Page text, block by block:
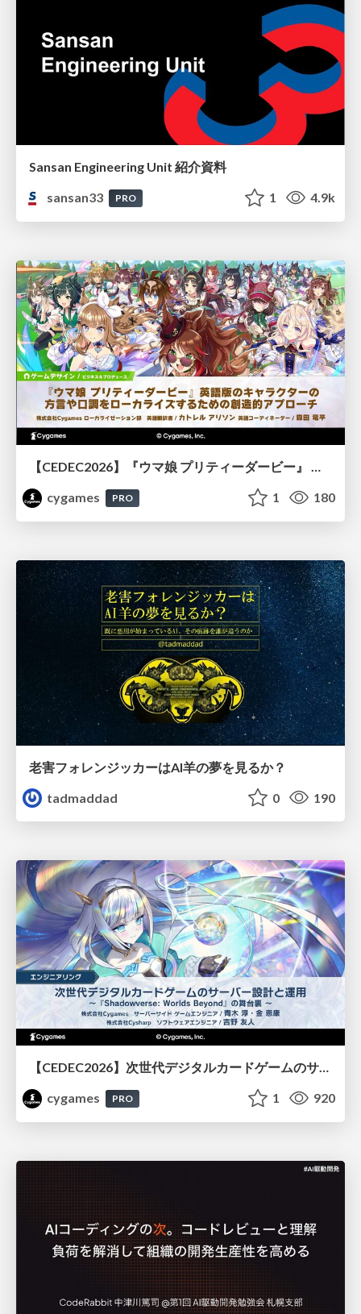
Sansan Engineering Unit 紹介資料
sansan33
PRO 1 4.9k
【CEDEC2026】『ウマ娘 プリティーダービー』 英語版のキャラクターの方言や口調をローカライズするための創造的アプローチ
cygames
PRO 1 180
老害フォレンジッカーはAI羊の夢を見るか？
tadmaddad
0 190
【CEDEC2026】次世代デジタルカードゲームのサーバー設計と運用 〜『Shadowverse: Worlds Beyond』の舞台裏～
cygames
PRO 1 920